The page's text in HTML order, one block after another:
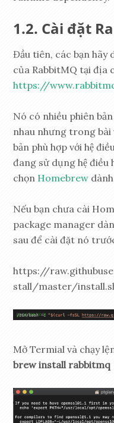
Cài đặt
Đầu tiên, các bạn hãy
của RabbitMQ tại địa
https://
Nó có nhiều phiên
nhau nhưng trong bài
bản phù hợp với hệ
đang sử dụng hệ điều
chọn Homebrew
Nếu bạn chưa cài
package manager
sau để cài đặt nó
https://
stall/master/
Mở Termial và chạy
brew install rabbitmq